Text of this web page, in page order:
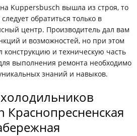
Kuppersbusch вышла из строя, то
обратиться только в
центр. Производитель дал вам
и возможностей, но при этом
конструкцию и техническую часть
выполнения ремонта необходимо
знаний и навыков.
Краснопресненская